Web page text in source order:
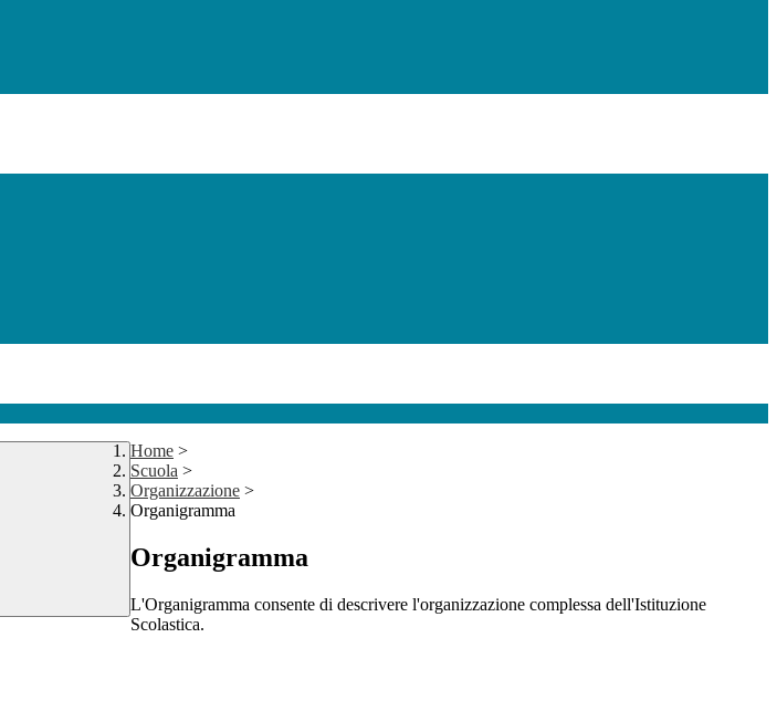
Home >
Scuola >
Organizzazione >
Organigramma
Organigramma
L'Organigramma consente di descrivere l'organizzazione complessa dell'Istituzione
Scolastica.